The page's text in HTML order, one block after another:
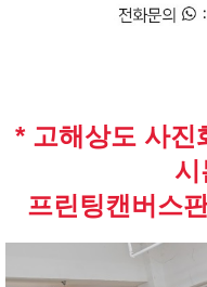
* 고해상도 사진
시
프린팅캔버스